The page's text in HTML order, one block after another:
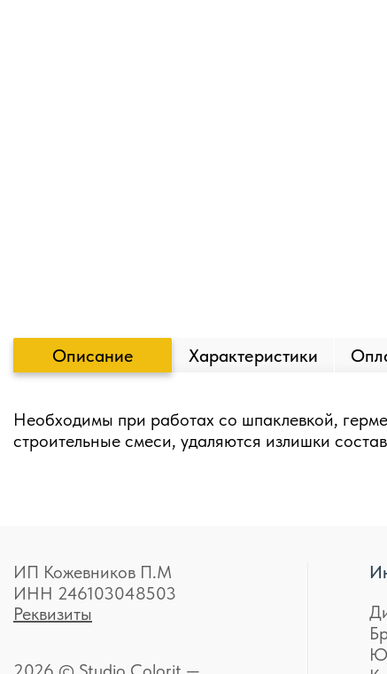
Описание Характеристики
Необходимы при работах со шпаклевкой,
строительные смеси, удаляются излишки
ИП Кожевников П.М
ИНН 246103048503
Реквизиты